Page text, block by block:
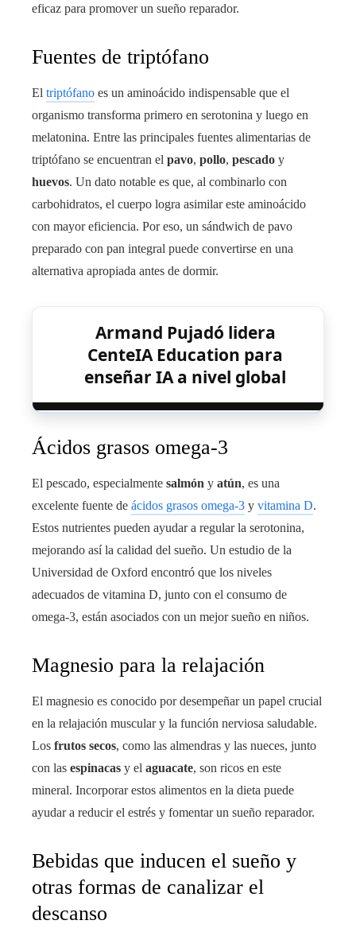
eficaz para promover un sueño reparador.
Fuentes de triptófano
El triptófano es un aminoácido indispensable que el
organismo transforma primero en serotonina y luego en
melatonina. Entre las principales fuentes alimentarias de
triptófano se encuentran el pavo, pollo, pescado y
huevos. Un dato notable es que, al combinarlo con
carbohidratos, el cuerpo logra asimilar este aminoácido
con mayor eficiencia. Por eso, un sándwich de pavo
preparado con pan integral puede convertirse en una
alternativa apropiada antes de dormir.
Armand Pujadó lidera
CenteIA Education para
enseñar IA a nivel global
Ácidos grasos omega-3
El pescado, especialmente salmón y atún, es una
excelente fuente de ácidos grasos omega-3 y vitamina D.
Estos nutrientes pueden ayudar a regular la serotonina,
mejorando así la calidad del sueño. Un estudio de la
Universidad de Oxford encontró que los niveles
adecuados de vitamina D, junto con el consumo de
omega-3, están asociados con un mejor sueño en niños.
Magnesio para la relajación
El magnesio es conocido por desempeñar un papel crucial
en la relajación muscular y la función nerviosa saludable.
Los frutos secos, como las almendras y las nueces, junto
con las espinacas y el aguacate, son ricos en este
mineral. Incorporar estos alimentos en la dieta puede
ayudar a reducir el estrés y fomentar un sueño reparador.
Bebidas que inducen el sueño y
otras formas de canalizar el
descanso